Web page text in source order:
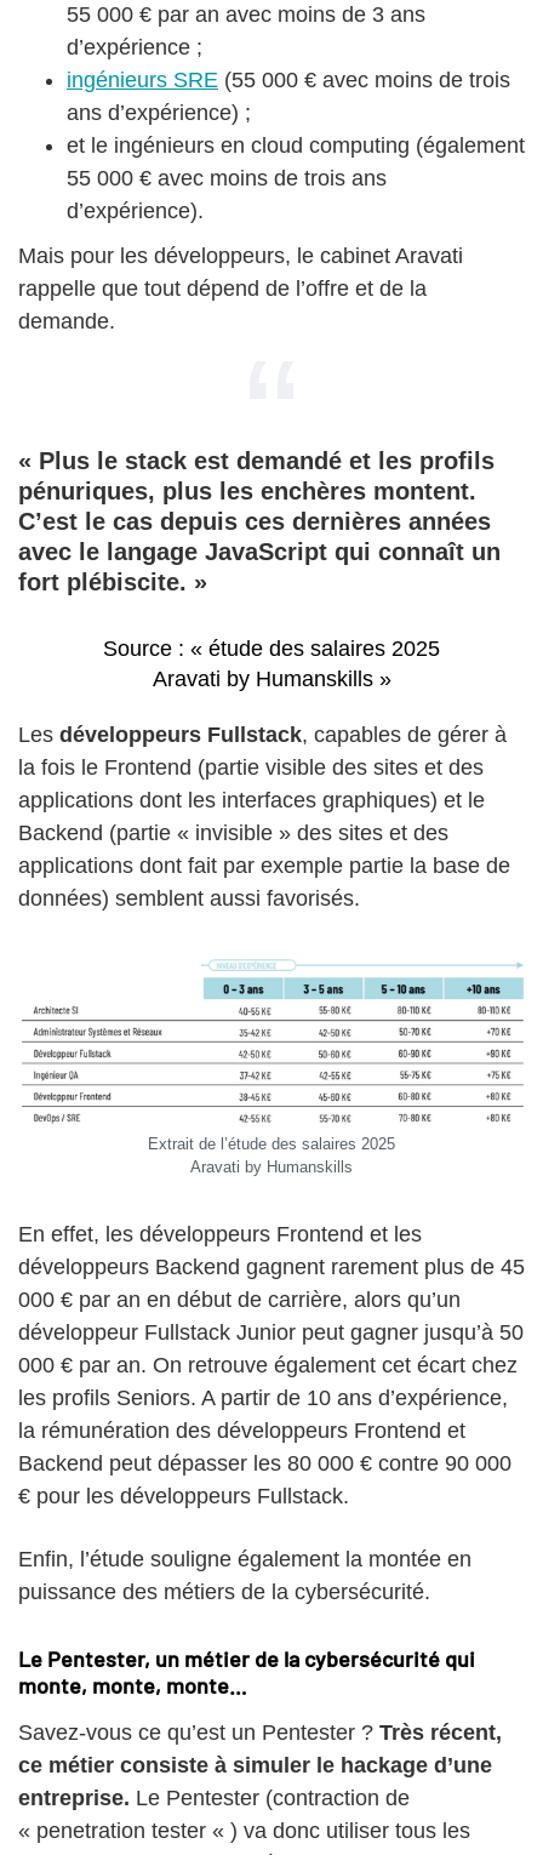
55 000 € par an avec moins de 3 ans
d’expérience ;
ingénieurs SRE (55 000 € avec moins de trois
ans d’expérience) ;
et le ingénieurs en cloud computing (également
55 000 € avec moins de trois ans
d’expérience).
Mais pour les développeurs, le cabinet Aravati
rappelle que tout dépend de l’offre et de la
demande.
« Plus le stack est demandé et les profils
pénuriques, plus les enchères montent.
C’est le cas depuis ces dernières années
avec le langage JavaScript qui connaît un
fort plébiscite. »
Source : « étude des salaires 2025
Aravati by Humanskills »
Les développeurs Fullstack, capables de gérer à
la fois le Frontend (partie visible des sites et des
applications dont les interfaces graphiques) et le
Backend (partie « invisible » des sites et des
applications dont fait par exemple partie la base de
données) semblent aussi favorisés.
Extrait de l’étude des salaires 2025
Aravati by Humanskills
En effet, les développeurs Frontend et les
développeurs Backend gagnent rarement plus de 45
000 € par an en début de carrière, alors qu’un
développeur Fullstack Junior peut gagner jusqu’à 50
000 € par an. On retrouve également cet écart chez
les profils Seniors. A partir de 10 ans d’expérience,
la rémunération des développeurs Frontend et
Backend peut dépasser les 80 000 € contre 90 000
€ pour les développeurs Fullstack.
Enfin, l’étude souligne également la montée en
puissance des métiers de la cybersécurité.
Le Pentester, un métier de la cybersécurité qui
monte, monte, monte…
Savez-vous ce qu’est un Pentester ? Très récent,
ce métier consiste à simuler le hackage d’une
entreprise. Le Pentester (contraction de
« penetration tester « ) va donc utiliser tous les